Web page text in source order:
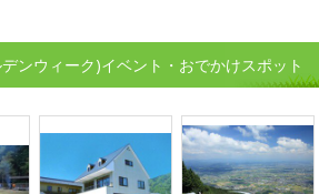
ンウィーク)イベント・おでかけスポット